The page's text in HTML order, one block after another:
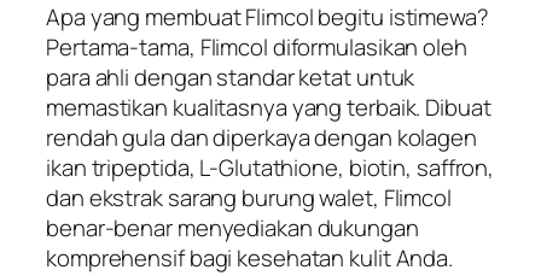
Apa yang membuat Flimcol begitu istimewa?
Pertama-tama, Flimcol diformulasikan oleh
para ahli dengan standar ketat untuk
memastikan kualitasnya yang terbaik. Dibuat
rendah gula dan diperkaya dengan kolagen
ikan tripeptida, L-Glutathione, biotin, saffron,
dan ekstrak sarang burung walet, Flimcol
benar-benar menyediakan dukungan
komprehensif bagi kesehatan kulit Anda.